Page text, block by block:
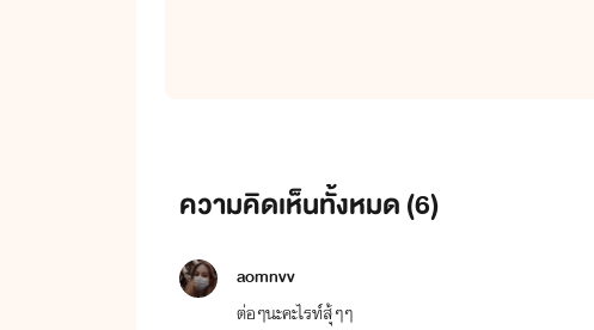
ความคิดเห็นทั้งหมด (6)
aomnvv
ต่อๆนะคะไรท์สุ้ๆๆ